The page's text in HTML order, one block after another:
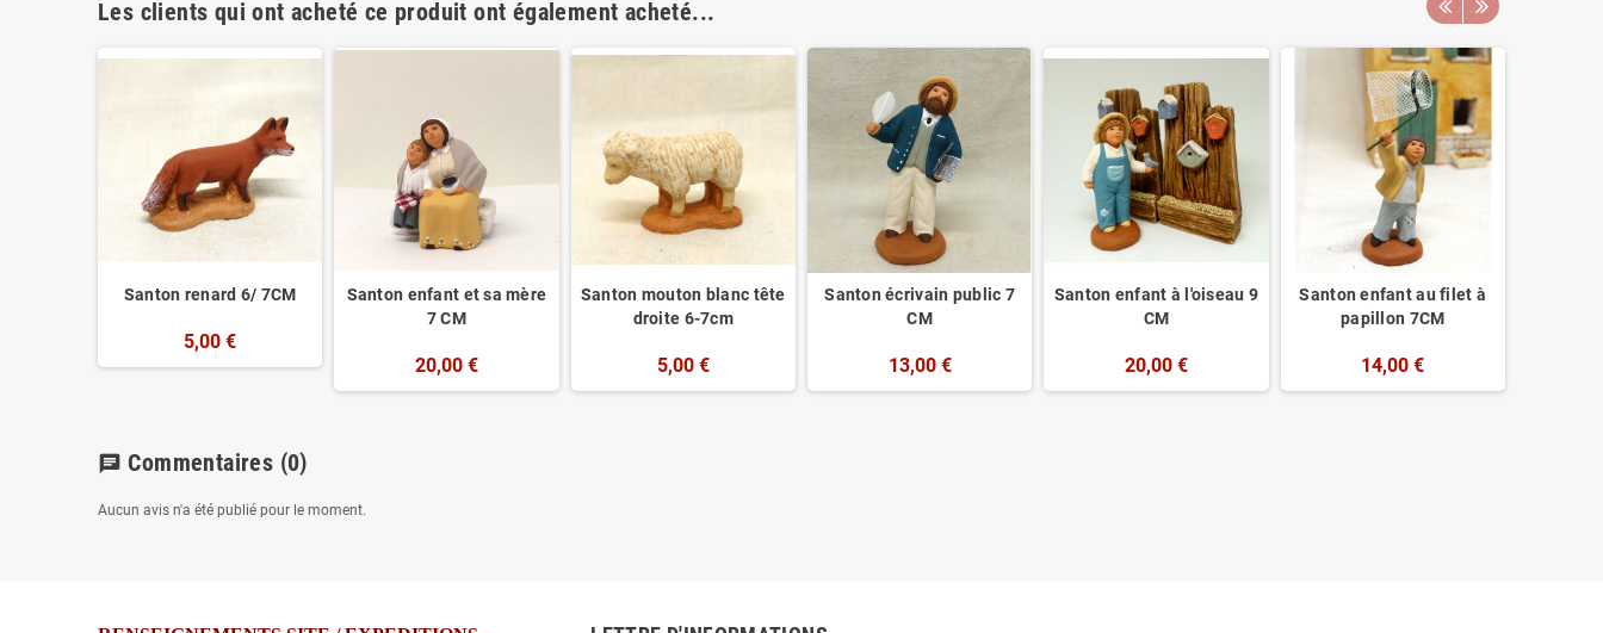
Les clients qui ont acheté ce produit ont également acheté...
Santon renard 6/ 7CM
5,00 €
Santon enfant et sa mère
7 CM
20,00 €
Santon mouton blanc tête
droite 6-7cm
5,00 €
Santon écrivain public 7
CM
13,00 €
Santon enfant à l'oiseau 9
CM
20,00 €
Santon enfant au filet à
papillon 7CM
14,00 €
chat Commentaires (0)
Aucun avis n'a été publié pour le moment.